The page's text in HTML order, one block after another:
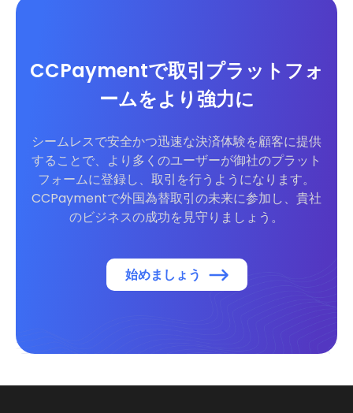
CCPaymentで取引プラットフォ
ームをより強力に
シームレスで安全かつ迅速な決済体験を顧客に提供
することで、より多くのユーザーが御社のプラット
フォームに登録し、取引を行うようになります。
CCPaymentで外国為替取引の未来に参加し、貴社
のビジネスの成功を見守りましょう。
始めましょう